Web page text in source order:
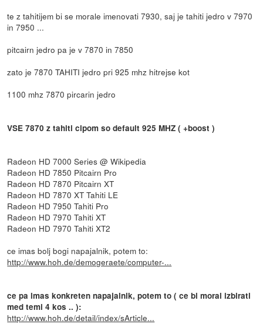
te z tahitijem bi se morale imenovati 7930, saj je tahiti jedro v 7970
in 7950 ...
pitcairn jedro pa je v 7870 in 7850
zato je 7870 TAHITI jedro pri 925 mhz hitrejse kot
1100 mhz 7870 pircarin jedro
VSE 7870 z tahiti cipom so default 925 MHZ ( +boost )
Radeon HD 7000 Series @ Wikipedia
Radeon HD 7850 Pitcairn Pro
Radeon HD 7870 Pitcairn XT
Radeon HD 7870 XT Tahiti LE
Radeon HD 7950 Tahiti Pro
Radeon HD 7970 Tahiti XT
Radeon HD 7970 Tahiti XT2
ce imas bolj bogi napajalnik, potem to:
http://www.hoh.de/demogeraete/computer-...
ce pa imas konkreten napajalnik, potem to ( ce bi moral izbirati
med temi 4 kos .. ):
http://www.hoh.de/detail/index/sArticle...